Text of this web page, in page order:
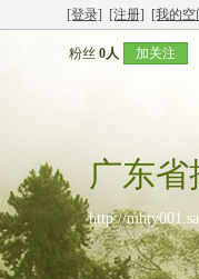
[登录] [注册] [我的空
粉丝 0人 加关注
广东
http://